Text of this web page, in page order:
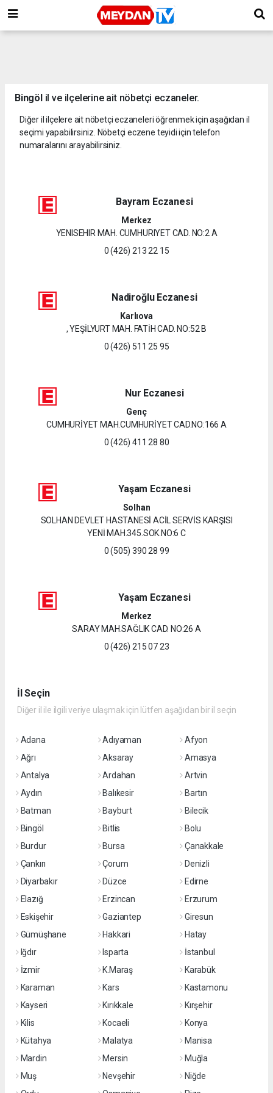
Bingölil ve ilçelerine ait nöbetçi eczaneler.
Diğer il ilçelere ait nöbetçi eczaneleri öğrenmek için aşağıdan il
seçimi yapabilirsiniz. Nöbetçi eczene teyidi için telefon
numaralarını arayabilirsiniz.
Bayram Eczanesi
Merkez
YENISEHIR MAH. CUMHURIYET CAD. NO:2 A
0 (426) 213 22 15
Nadiroğlu Eczanesi
Karlıova
, YEŞİLYURT MAH. FATİH CAD. NO:52 B
0 (426) 511 25 95
Nur Eczanesi
Genç
CUMHURİYET MAH.CUMHURİYET CAD.NO:166 A
0 (426) 411 28 80
Yaşam Eczanesi
Solhan
SOLHAN DEVLET HASTANESİ ACİL SERVİS KARŞISI
YENİ MAH.345.SOK.NO:6 C
0 (505) 390 28 99
Yaşam Eczanesi
Merkez
SARAY MAH.SAĞLIK CAD. NO:26 A
0 (426) 215 07 23
İl Seçin
Diğer il ile ilgili veriye ulaşmak için lütfen aşağıdan bir il seçin
Adana Adıyaman
Afyon
Ağrı
Aksaray
Amasya
Antalya
Ardahan
Artvin
Aydın
Balıkesir
Bartın
Batman
Bayburt
Bilecik
Bingöl
Bitlis
Bolu
Burdur
Bursa
Çanakkale
Çankırı
Çorum
Denizli
Diyarbakır
Düzce
Edirne
Elazığ
Erzincan
Erzurum
Eskişehir
Gaziantep
Giresun
Gümüşhane
Hakkari
Hatay
Iğdır
Isparta
İstanbul
İzmir
K.Maraş
Karabük
Karaman
Kars
Kastamonu
Kayseri
Kırıkkale
Kırşehir
Kilis
Kocaeli
Konya
Kütahya
Malatya
Manisa
Mardin
Mersin
Muğla
Muş
Nevşehir
Niğde